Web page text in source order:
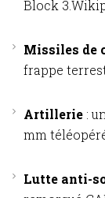
Block 3.
Missiles de
frappe
Artillerie :
mm
Lutte anti-